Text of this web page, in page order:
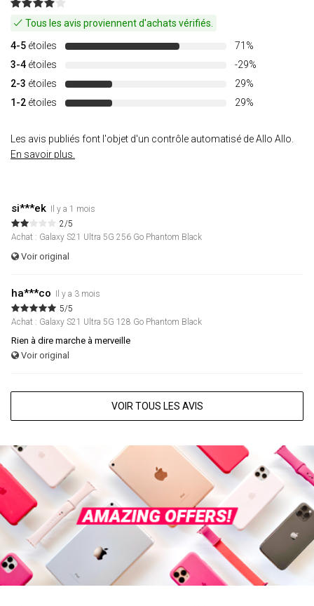
Tous les avis proviennent d'achats vérifiés.
4-5 étoiles
71%
3-4 étoiles
-29%
2-3 étoiles
29%
1-2 étoiles 29%
Les avis publiés font l'objet d'un contrôle automatisé de Allo Allo.
En savoir plus.
si***ek
Il y a 1 mois
2/5
Achat : Galaxy S21 Ultra 5G 256 Go Phantom Black
Voir original
ha***co
Il y a 3 mois
5/5
Achat : Galaxy S21 Ultra 5G 128 Go Phantom Black
Rien à dire marche à merveille
Voir original
VOIR TOUS LES AVIS